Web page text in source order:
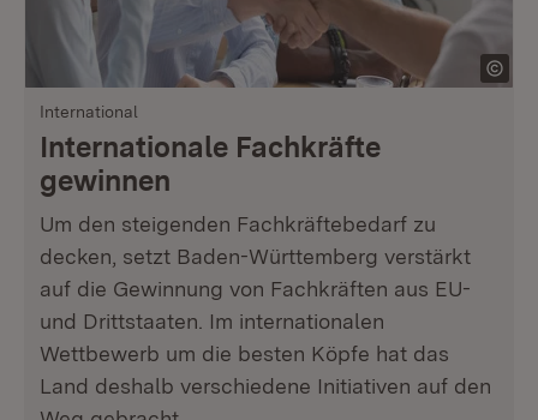
International
Internationale Fachkräfte
gewinnen
Um den steigenden Fachkräftebedarf zu
decken, setzt Baden-Württemberg verstärkt
auf die Gewinnung von Fachkräften aus EU-
und Drittstaaten. Im internationalen
Wettbewerb um die besten Köpfe hat das
Land deshalb verschiedene Initiativen auf den